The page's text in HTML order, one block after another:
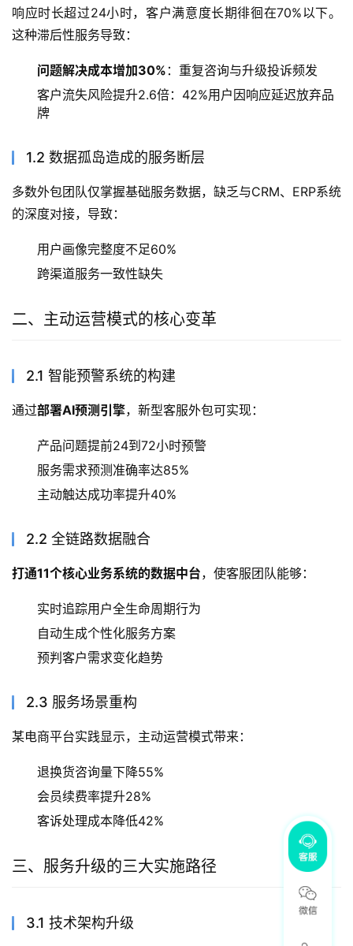
响应时长超过24小时，客户满意度长期徘徊在70%以下。
这种滞后性服务导致：
问题解决成本增加30% ：重复咨询与升级投诉频发
客户流失风险提升2.6倍：42%用户因响应延迟放弃品
牌
1.2 数据孤岛造成的服务断层
多数外包团队仅掌握基础服务数据，缺乏与CRM、ERP系统
的深度对接，导致：
用户画像完整度不足60%
跨渠道服务一致性缺失
二、主动运营模式的核心变革
2.1 智能预警系统的构建
通过部署AI预测引擎，新型客服外包可实现：
产品问题提前24到72小时预警
服务需求预测准确率达85%
主动触达成功率提升40%
2.2 全链路数据融合
打通11个核心业务系统的数据中台，使客服团队能够：
实时追踪用户全生命周期行为
自动生成个性化服务方案
预判客户需求变化趋势
2.3 服务场景重构
某电商平台实践显示，主动运营模式带来：
退换货咨询量下降55%
会员续费率提升28%
客诉处理成本降低42%
三、服务升级的三大实施路径
3.1 技术架构升级